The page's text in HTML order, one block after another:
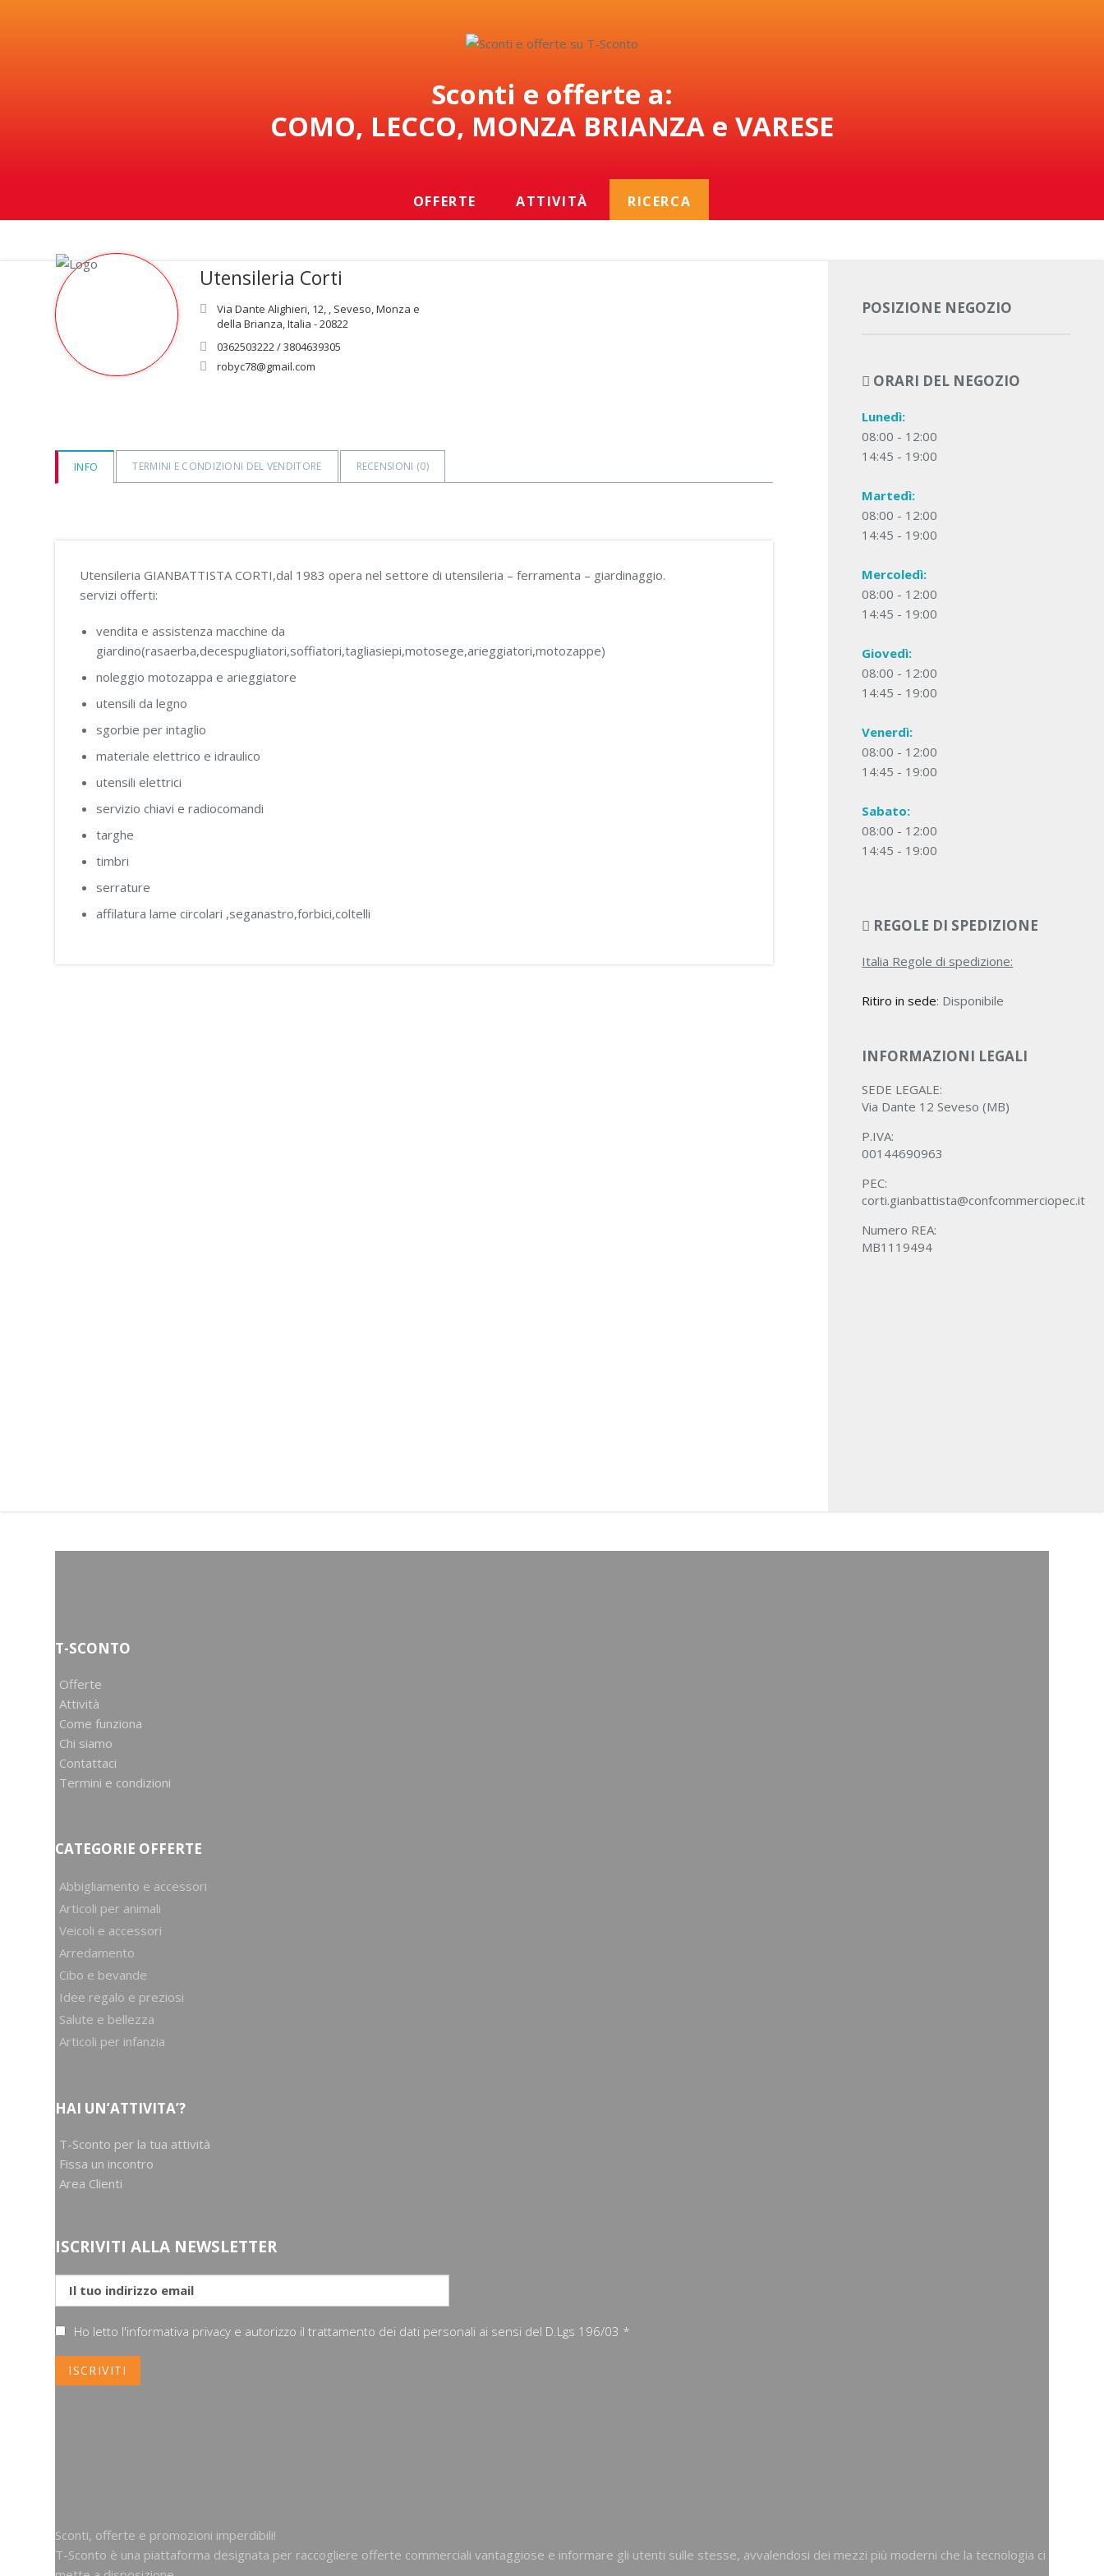
Sconti e offerte a:
COMO, LECCO, MONZA BRIANZA e VARESE
OFFERTE ATTIVITÀ RICERCA
Utensileria Corti
Via Dante Alighieri, 12, , Seveso, Monza e
della Brianza, Italia - 20822
0362503222 / 3804639305
robyc78@gmail.com
INFO TERMINI E CONDIZIONI DEL VENDITORE RECENSIONI (0)
Utensileria GIANBATTISTA CORTI,dal 1983 opera nel settore di utensileria – ferramenta – giardinaggio.
servizi offerti:
vendita e assistenza macchine da
giardino(rasaerba,decespugliatori,soffiatori,tagliasiepi,motosege,arieggiatori,motozappe)
noleggio motozappa e arieggiatore
utensili da legno
sgorbie per intaglio
materiale elettrico e idraulico
utensili elettrici
servizio chiavi e radiocomandi
targhe
timbri
serrature
affilatura lame circolari ,seganastro,forbici,coltelli
POSIZIONE NEGOZIO
ORARI DEL NEGOZIO
Lunedì:
08:00 - 12:00
14:45 - 19:00
Martedì:
08:00 - 12:00
14:45 - 19:00
Mercoledì:
08:00 - 12:00
14:45 - 19:00
Giovedì:
08:00 - 12:00
14:45 - 19:00
Venerdì:
08:00 - 12:00
14:45 - 19:00
Sabato:
08:00 - 12:00
14:45 - 19:00
REGOLE DI SPEDIZIONE
Italia Regole di spedizione:
Ritiro in sede: Disponibile
INFORMAZIONI LEGALI
SEDE LEGALE:
Via Dante 12 Seveso (MB)
P.IVA:
00144690963
PEC:
corti.gianbattista@confcommerciopec.it
Numero REA:
MB1119494
T-SCONTO
Offerte
Attività
Come funziona
Chi siamo
Contattaci
Termini e condizioni
CATEGORIE OFFERTE
Abbigliamento e accessori
Articoli per animali
Veicoli e accessori
Arredamento
Cibo e bevande
Idee regalo e preziosi
Salute e bellezza
Articoli per infanzia
HAI UN’ATTIVITA’?
T-Sconto per la tua attività
Fissa un incontro
Area Clienti
ISCRIVITI ALLA NEWSLETTER
Ho letto l'informativa privacy e autorizzo il trattamento dei dati personali ai sensi del D.Lgs 196/03 *
Sconti, offerte e promozioni imperdibili!
T-Sconto è una piattaforma designata per raccogliere offerte commerciali vantaggiose e informare gli utenti sulle stesse, avvalendosi dei mezzi più moderni che la tecnologia ci